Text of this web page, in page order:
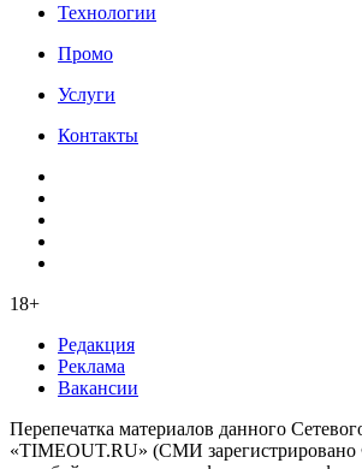
Технологии
Промо
Услуги
Контакты
18+
Редакция
Реклама
Вакансии
Перепечатка материалов данного
«TIMEOUT.RU» (СМИ зарегистрировано